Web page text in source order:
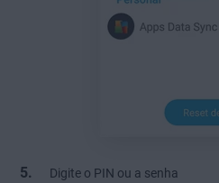
Digite o PIN ou a senha